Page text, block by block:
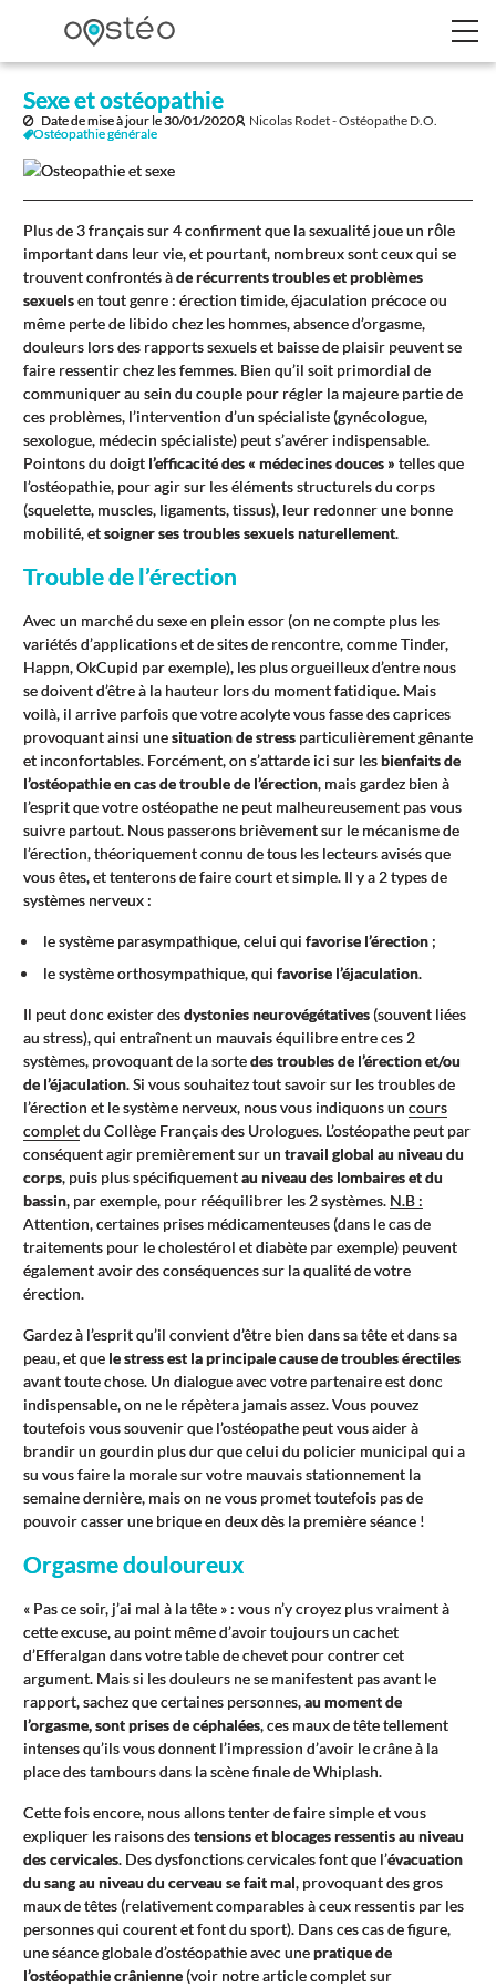
Sexe et ostéopathie
Date de mise à jour le30/01/2020
Nicolas Rodet - Ostéopathe D.O.
Ostéopathie générale
Plus de 3 français sur 4 confirment que la sexualité joue un rôle
important dans leur vie, et pourtant, nombreux sont ceux qui se
trouvent confrontés àde récurrents troubles et problèmes
sexuelsen tout genre : érection timide, éjaculation précoce ou
même perte de libido chez les hommes, absence d’orgasme,
douleurs lors des rapports sexuels et baisse de plaisir peuvent se
faire ressentir chez les femmes. Bien qu’il soit primordial de
communiquer au sein du couple pour régler la majeure partie de
ces problèmes, l’intervention d’un spécialiste (gynécologue,
sexologue, médecin spécialiste) peut s’avérer indispensable.
Pointons du doigt l’efficacité des « médecines douces » telles que
l’ostéopathie, pour agir sur les éléments structurels du corps
(squelette, muscles, ligaments, tissus), leur redonner une bonne
mobilité, etsoigner ses troubles sexuels naturellement.
Trouble de l’érection
Avec un marché du sexe en plein essor (on ne compte plus les
variétés d’applications et de sites de rencontre, comme Tinder,
Happn, OkCupid par exemple), les plus orgueilleux d’entre nous
se doivent d’être à la hauteur lors du moment fatidique. Mais
voilà, il arrive parfois que votre acolyte vous fasse des caprices
provoquant ainsi unesituation de stress particulièrement gênante
et inconfortables. Forcément, on s’attarde ici sur lesbienfaits de
l’ostéopathie en cas de trouble de l’érection, mais gardez bien à
l’esprit que votre ostéopathe ne peut malheureusement pas vous
suivre partout. Nous passerons brièvement sur le mécanisme de
l’érection, théoriquement connu de tous les lecteurs avisés que
vous êtes, et tenterons de faire court et simple. Il y a 2 types de
systèmes nerveux :
le système parasympathique, celui qui favorise l’érection;
le système orthosympathique, qui favorise l’éjaculation.
Il peut donc exister desdystonies neurovégétatives (souvent liées
au stress), qui entraînent un mauvais équilibre entre ces 2
systèmes, provoquant de la sortedes troubles de l’érection et/ou
de l’éjaculation. Si vous souhaitez tout savoir sur les troubles de
l’érection et le système nerveux, nous vous indiquons un cours
completdu Collège Français des Urologues. L’ostéopathe peut par
conséquent agir premièrement sur un travail global au niveau du
corps, puis plus spécifiquementau niveau des lombaires et du
bassin, par exemple, pour rééquilibrer les 2 systèmes. N.B :
Attention, certaines prises médicamenteuses (dans le cas de
traitements pour le cholestérol et diabète par exemple) peuvent
également avoir des conséquences sur la qualité de votre
érection.
Gardez à l’esprit qu’il convient d’être bien dans sa tête et dans sa
peau, et que le stress est la principale cause de troubles érectiles
avant toute chose. Un dialogue avec votre partenaire est donc
indispensable, on ne le répètera jamais assez. Vous pouvez
toutefois vous souvenir que l’ostéopathe peut vous aider à
brandir un gourdin plus dur que celui du policier municipal qui a
su vous faire la morale sur votre mauvais stationnement la
semaine dernière, mais on ne vous promet toutefois pas de
pouvoir casser une brique en deux dès la première séance !
Orgasme douloureux
« Pas ce soir, j’ai mal à la tête » : vous n’y croyez plus vraiment à
cette excuse, au point même d’avoir toujours un cachet
d’Efferalgan dans votre table de chevet pour contrer cet
argument. Mais si les douleurs ne se manifestent pas avant le
rapport, sachez que certaines personnes,au moment de
l’orgasme, sont prises de céphalées, ces maux de tête tellement
intenses qu’ils vous donnent l’impression d’avoir le crâne à la
place des tambours dans la scène finale de Whiplash.
Cette fois encore, nous allons tenter de faire simple et vous
expliquer les raisons destensions et blocages ressentis au niveau
des cervicales. Des dysfonctions cervicales font que l’évacuation
du sang au niveau du cerveau se fait mal, provoquant des gros
maux de têtes (relativement comparables à ceux ressentis par les
personnes qui courent et font du sport). Dans ces cas de figure,
une séance globale d’ostéopathie avec unepratique de
l’ostéopathie crânienne (voir notre article complet sur